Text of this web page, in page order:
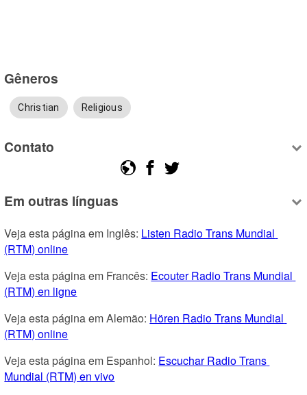
Gêneros
Christian Religious
Contato
Em outras línguas
Veja esta página em Inglês: Listen Radio Trans Mundial
(RTM) online
Veja esta página em Francês: Ecouter Radio Trans Mundial
(RTM) en ligne
Veja esta página em Alemão: Hören Radio Trans Mundial
(RTM) online
Veja esta página em Espanhol: Escuchar Radio Trans
Mundial (RTM) en vivo